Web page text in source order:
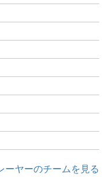
ーヤーのチームを見る